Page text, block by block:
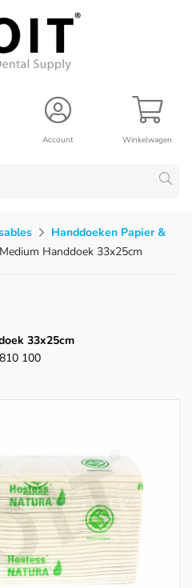
Winkelwagen
Account
Handdoeken Papier &
Handdoek 33x25cm
33x25cm
100